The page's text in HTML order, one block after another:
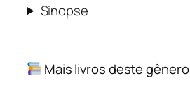
Sinopse
Mais livros deste gênero